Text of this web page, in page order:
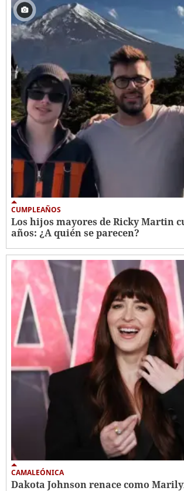
CUMPLEAÑOS
Los hijos mayores de Ricky Martin
años: ¿A quién se parecen?
CAMALEÓNICA
Dakota Johnson renace como